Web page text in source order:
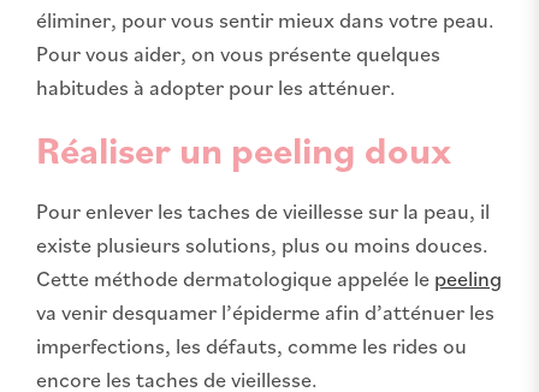
éliminer, pour vous sentir mieux dans votre peau.
Pour vous aider, on vous présente quelques
habitudes à adopter pour les atténuer.
Réaliser un peeling doux
Pour enlever les taches de vieillesse sur la peau, il
existe plusieurs solutions, plus ou moins douces.
Cette méthode dermatologique appelée le peeling
va venir desquamer l’épiderme afin d’atténuer les
imperfections, les défauts, comme les rides ou
encore les taches de vieillesse.